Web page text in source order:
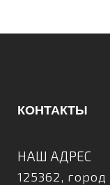
КОНТАКТЫ
НАШ АДРЕС
125362,